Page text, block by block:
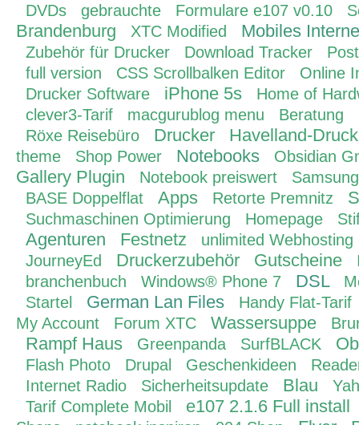
DVDs gebrauchte Formulare e107 v0.10
Brandenburg XTC Modified Mobiles
Zubehör für Drucker Download Tracker
full version
CSS Scrollbalken Editor
Online
Drucker Software
iPhone 5s
Home of
clever3-Tarif
macgurublog menu Beratung
Röxe Reisebüro
Drucker Havelland-
theme Shop Power Notebooks Obsidian
Gallery Plugin Notebook preiswert
BASE Doppelflat
Apps Retorte Premnitz
Suchmaschinen Optimierung Homepage
Agenturen Festnetz
unlimited Webhosting
JourneyEd
Druckerzubehör Gutscheine
branchenbuch
Windows® Phone 7 DSL
Startel
German Lan Files
Handy Flat-Tarif
My Account
Forum XTC Wassersuppe
Rampf Haus Greenpanda SurfBLACK
Flash Photo Drupal Geschenkideen
Internet Radio
Sicherheitsupdate Blau
Tarif Complete Mobil
e107 2.1.6 Full install